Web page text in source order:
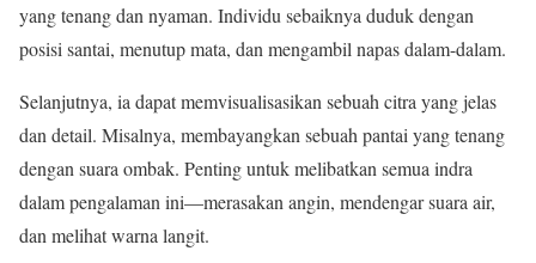
yang tenang dan nyaman. Individu sebaiknya duduk dengan
posisi santai, menutup mata, dan mengambil napas dalam-dalam.
Selanjutnya, ia dapat memvisualisasikan sebuah citra yang jelas
dan detail. Misalnya, membayangkan sebuah pantai yang tenang
dengan suara ombak. Penting untuk melibatkan semua indra
dalam pengalaman ini—merasakan angin, mendengar suara air,
dan melihat warna langit.